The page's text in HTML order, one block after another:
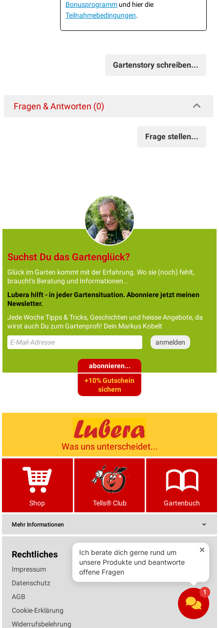
Bonusprogramm und hier die
Teilnahmebedingungen.
Gartenstory schreiben...
Fragen & Antworten (0)
Frage stellen...
Suchst Du das Gartenglück?
Glück im Garten kommt mit der Erfahrung. Wo sie (noch) fehlt,
braucht's Beratung und Informationen...
Lubera hilft - in jeder Gartensituation. Abonniere jetzt meinen
Newsletter.
Jede Woche Tipps & Tricks, Geschichten und heisse Angebote, da
wirst auch Du zum Gartenprofi! Dein Markus Kobelt
abonnieren...
+10% Gutschein
sichern
Was uns unterscheidet...
Shop Tells® Club Gartenbuch
Mehr Informationen
Rechtliches
Impressum
Datenschutz
AGB
Cookie-Erklärung
Widerrufsbelehrung